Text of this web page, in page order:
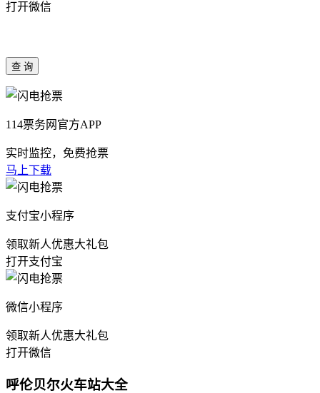
打开微信
114票务网官方APP
实时监控，免费抢票
马上下载
支付宝小程序
领取新人优惠大礼包
打开支付宝
微信小程序
领取新人优惠大礼包
打开微信
呼伦贝尔火车站大全